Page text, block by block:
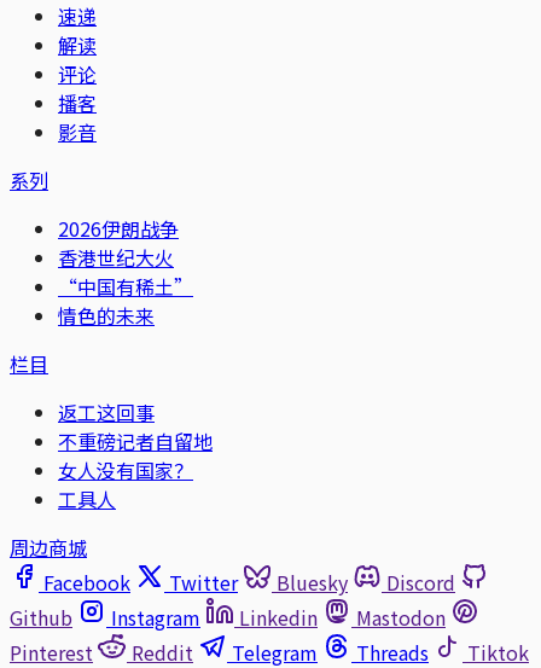
速递
解读
评论
播客
影音
系列
2026伊朗战争
香港世纪大火
“中国有稀土”
情色的未来
栏目
返工这回事
不重磅记者自留地
女人没有国家？
工具人
周边商城
Facebook
Twitter Bluesky
Discord
Github
Instagram Linkedin
Mastodon
Pinterest
Reddit Telegram Threads
Tiktok